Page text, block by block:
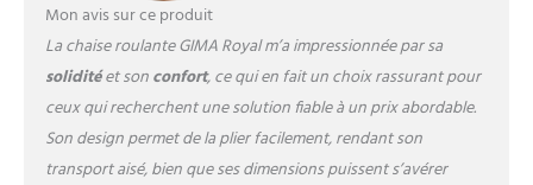
Mon avis sur ce produit
La chaise roulante GIMA Royal m’a impressionnée par sa
soliditéet sonconfort, ce qui en fait un choix rassurant pour
ceux qui recherchent une solution fiable à un prix abordable.
Son design permet de la plier facilement, rendant son
transport aisé, bien que ses dimensions puissent s’avérer